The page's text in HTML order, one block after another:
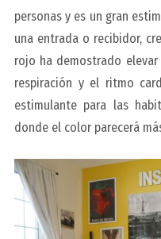
personas y es un gran
una entrada o recibidor,
rojo ha demostrado
respiración y el ritmo
estimulante para las
donde el color parecerá